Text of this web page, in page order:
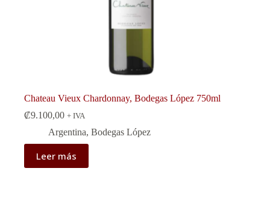
Chateau Vieux Chardonnay, Bodegas López 750ml
₡9.100,00 + IVA
Argentina, Bodegas López
Leer más